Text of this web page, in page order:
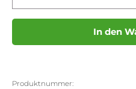
In den
Produktnummer: